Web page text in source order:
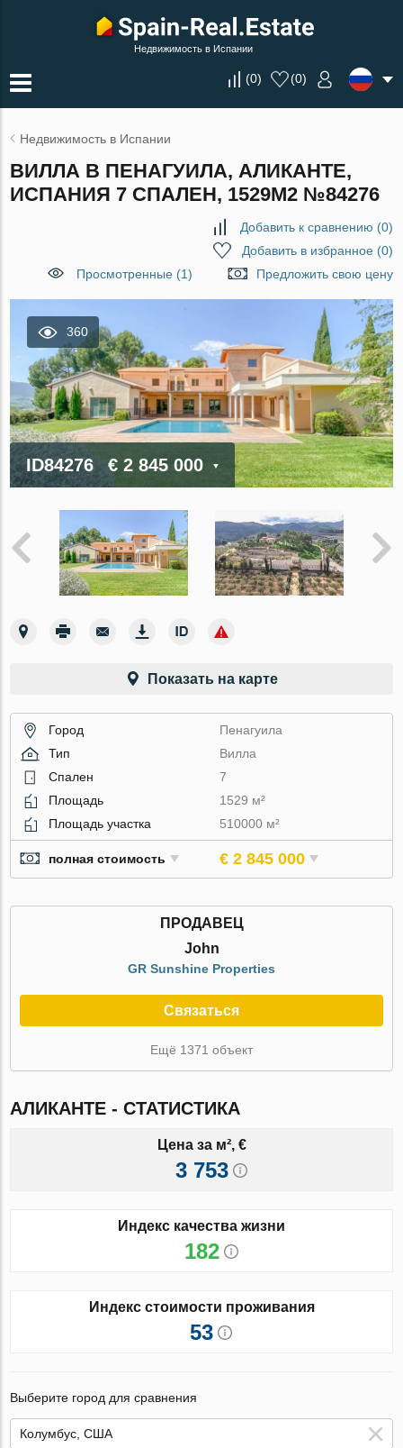
Недвижимость в Испании
(0) (0)
Недвижимость в Испании
ВИЛЛА В ПЕНАГУИЛА, АЛИКАНТЕ,
ИСПАНИЯ 7 СПАЛЕН, 1529М2 №84276
Добавить к сравнению (0)
Добавить в избранное(0)
Просмотренные (1)
Предложить свою цену
360
ID84276 € 2 845 000
Показать на карте
Город
Пенагуила
Тип
Вилла
Спален
7
Площадь
1529 м²
Площадь участка
510000 м²
полная стоимость € 2 845 000
ПРОДАВЕЦ
John
GR Sunshine Properties
Связаться
Ещё 1371 объект
АЛИКАНТЕ - СТАТИСТИКА
Цена за м², €
3 753
Индекс качества жизни
182
Индекс стоимости проживания
53
Выберите город для сравнения